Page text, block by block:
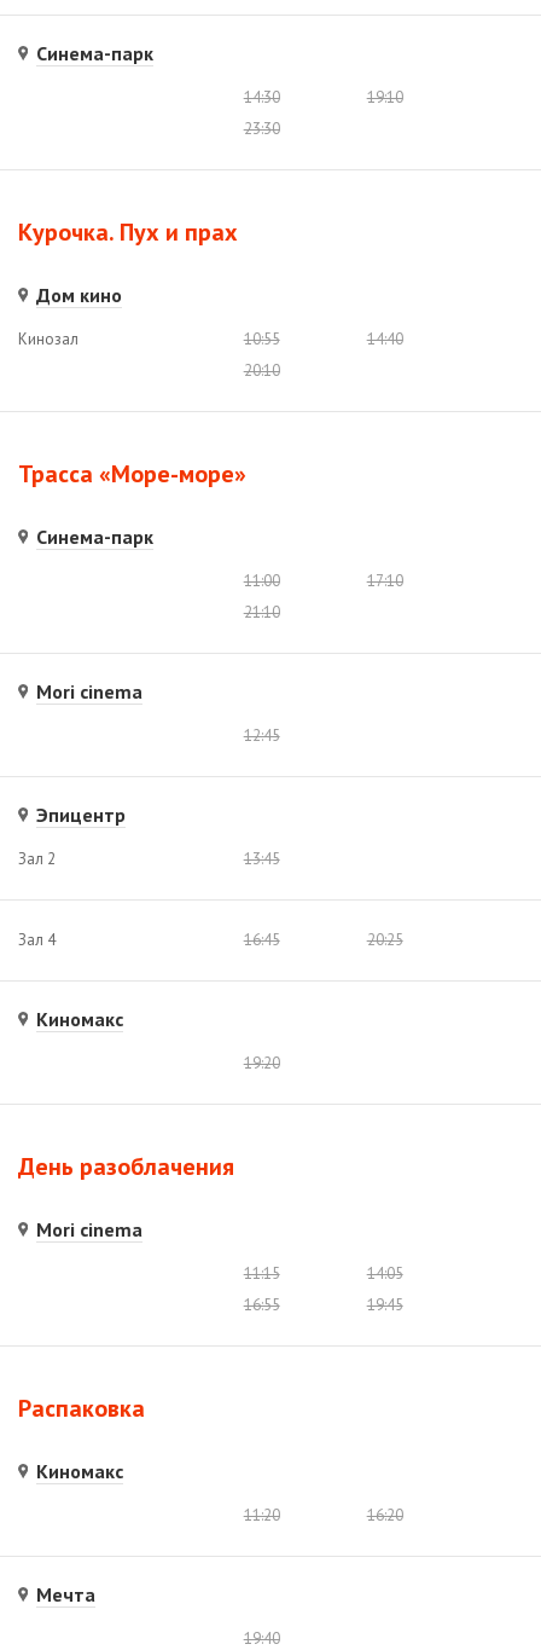
Синема-парк
14:30
19:10
23:30
Курочка. Пух и прах
Дом кино
Кинозал 10:55
14:40
20:10
Трасса «Море-море»
Синема-парк
11:00
17:10
21:10
Mori cinema
12:45
Эпицентр
Зал 2 13:45
Зал 4 16:45 20:25
Киномакс
19:20
День разоблачения
Mori cinema
11:15
14:05
16:55
19:45
Распаковка
Киномакс
11:20 16:20
Мечта
19:40